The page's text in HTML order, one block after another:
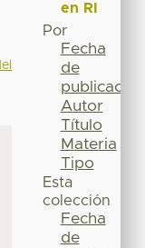
en RI
Por
Fecha
de
publicación
Autor
Título
Materia
Tipo
Esta
colección
Fecha
de